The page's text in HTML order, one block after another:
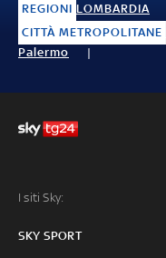
REGIONI LOMBARDIA
CITTÀ METROPOLITANE
Palermo
I siti Sky:
SKY SPORT